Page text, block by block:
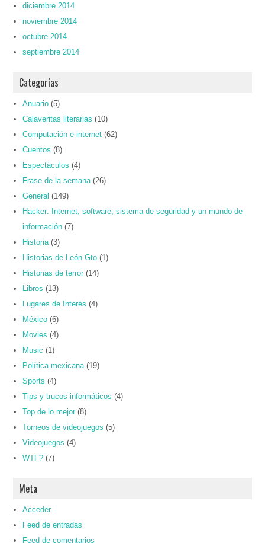
diciembre 2014
noviembre 2014
octubre 2014
septiembre 2014
Categorías
Anuario (5)
Calaveritas literarias (10)
Computación e internet (62)
Cuentos (8)
Espectáculos (4)
Frase de la semana (26)
General (149)
Hacker: Internet, software, sistema de seguridad y un mundo de
información (7)
Historia (3)
Historias de León Gto (1)
Historias de terror (14)
Libros (13)
Lugares de Interés (4)
México (6)
Movies (4)
Music (1)
Política mexicana (19)
Sports (4)
Tips y trucos informáticos (4)
Top de lo mejor (8)
Torneos de videojuegos (5)
Videojuegos (4)
WTF? (7)
Meta
Acceder
Feed de entradas
Feed de comentarios